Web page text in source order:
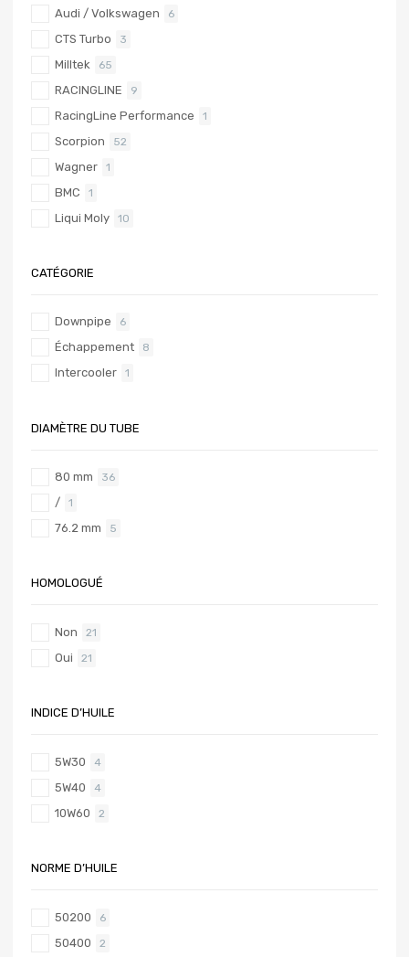
Audi / Volkswagen 6
CTS Turbo 3
Milltek 65
RACINGLINE 9
RacingLine Performance 1
Scorpion 52
Wagner 1
BMC 1
Liqui Moly 10
CATÉGORIE
Downpipe 6
Échappement 8
Intercooler 1
DIAMÈTRE DU TUBE
80 mm 36
/ 1
76.2 mm 5
HOMOLOGUÉ
Non 21
Oui 21
INDICE D’HUILE
5W30 4
5W40 4
10W60 2
NORME D’HUILE
50200 6
50400 2